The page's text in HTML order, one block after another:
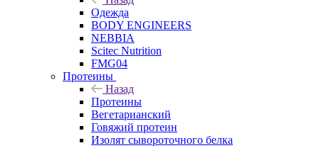
Одежда
BODY ENGINEERS
NEBBIA
Scitec Nutrition
FMG04
Протеины
Назад
Протеины
Вегетарианский
Говяжий протеин
Изолят сывороточного белка